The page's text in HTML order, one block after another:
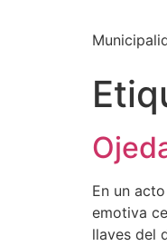
En un
emotiva
llaves del